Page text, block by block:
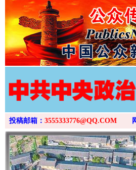
投稿邮箱： 3555333776@QQ.COM